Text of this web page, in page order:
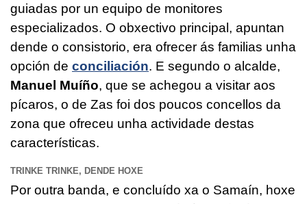
guiadas por un equipo de monitores
especializados. O obxectivo principal, apuntan
dende o consistorio, era ofrecer ás familias unha
opción de conciliación. E segundo o alcalde,
Manuel Muíño, que se achegou a visitar aos
pícaros, o de Zas foi dos poucos concellos da
zona que ofreceu unha actividade destas
características.
TRINKE TRINKE, DENDE HOXE
Por outra banda, e concluído xa o Samaín, hoxe